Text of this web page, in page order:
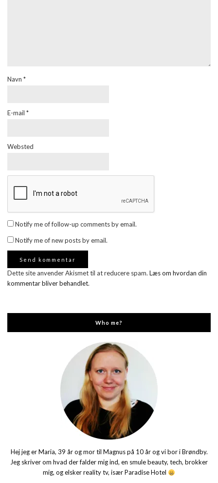
Navn *
E-mail *
Websted
Notify me of follow-up comments by email.
Notify me of new posts by email.
Dette site anvender Akismet til at reducere spam. Læs om hvordan din
kommentar bliver behandlet.
Who me?
Hej jeg er Maria, 39 år og mor til Magnus på 10 år og vi bor i Brøndby.
Jeg skriver om hvad der falder mig ind, en smule beauty, tech, brokker
mig, og elsker reality tv, især Paradise Hotel